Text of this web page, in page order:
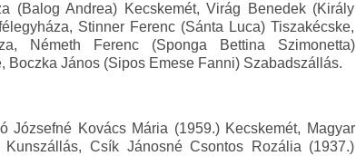
(Balog Andrea) Kecskemét, Virág Benedek (Király
Stinner Ferenc (Sánta Luca) Tiszakécske,
Németh Ferenc (Sponga Bettina Szimonetta)
Boczka János (Sipos Emese Fanni) Szabadszállás.
Józsefné Kovács Mária (1959.) Kecskemét, Magyar
Csík Jánosné Csontos Rozália (1937.)